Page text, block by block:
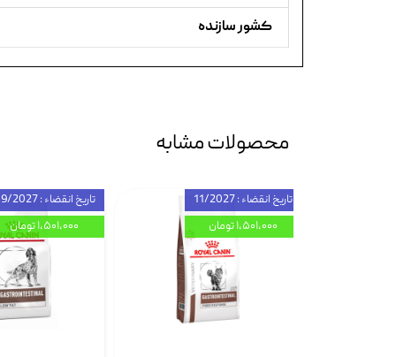
کشور سازنده
محصولات مشابه
تاریخ انقضاء : 09/2027
۱,۵۰۱,۰۰۰ تومان
تاریخ انقضاء : 11/2027
۱,۵۰۱,۰۰۰ تومان